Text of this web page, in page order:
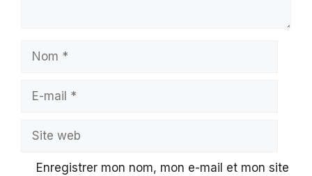
Nom
Site
Enregistrer mon nom, mon e-mail et mon site